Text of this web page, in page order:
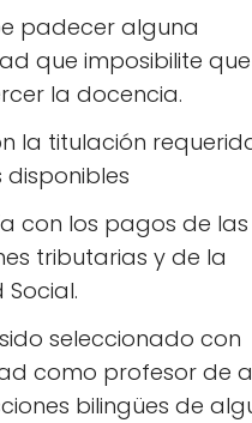
padecer alguna
que imposibilite
la docencia.
la titulación
con los pagos de las
tributarias y de la
seleccionado con
como profesor de
bilingües de